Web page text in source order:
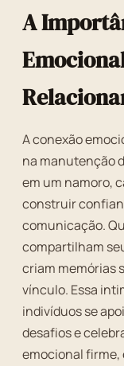
A
A conexão
na manutenção
em um namoro,
construir
comunicação.
compartilham
criam memórias
vínculo. Essa
indivíduos se
desafios e
emocional firme,